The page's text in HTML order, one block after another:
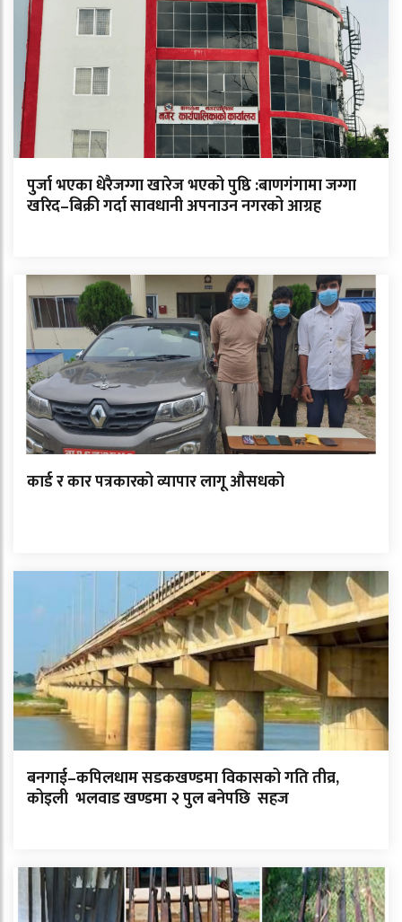
पुर्जा भएका धेरैजग्गा खारेज भएको पुष्ठि :बाणगंगामा जग्गा
खरिद–बिक्री गर्दा सावधानी अपनाउन नगरको आग्रह
कार्ड र कार पत्रकारको व्यापार लागू औसधको
बनगाई–कपिलधाम सडकखण्डमा विकासको गति तीव्र,
कोइली भलवाड खण्डमा २ पुल बनेपछि सहज